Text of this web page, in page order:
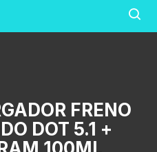
FRENO
DOT 5.1 +